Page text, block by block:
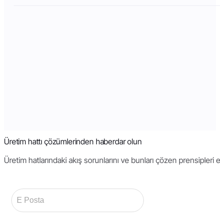
Üretim hattı çözümlerinden haberdar olun
Üretim hatlarındaki akış sorunlarını ve bunları çözen